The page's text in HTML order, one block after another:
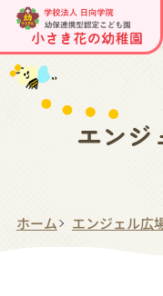
エンジ
ホーム エンジェル広